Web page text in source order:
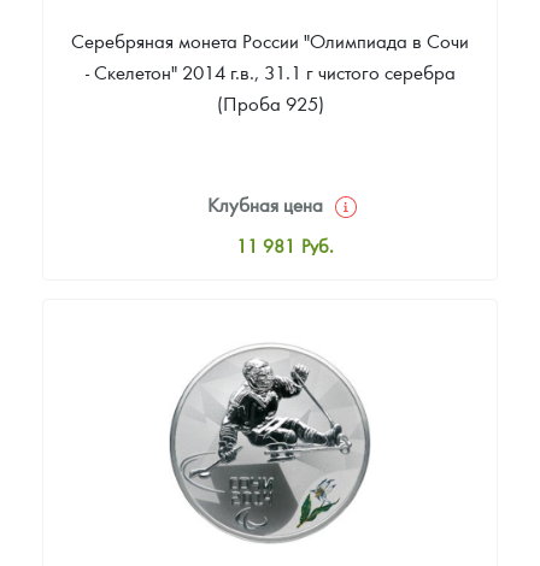
Серебряная монета России "Олимпиада в Сочи
- Скелетон" 2014 г.в., 31.1 г чистого серебра
(Проба 925)
Клубная цена
11 981 Руб.
Цена выкупа
Звоните